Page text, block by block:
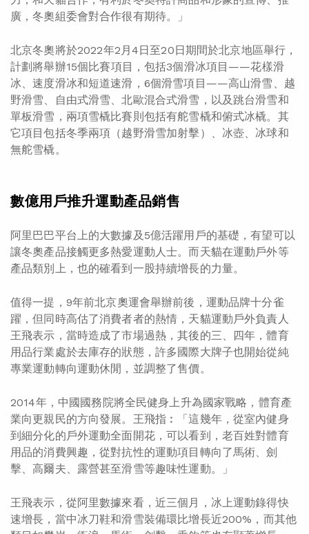
廣，冬奧組委會對合作很有期待。」
北京冬奧將於2022年2月4日至20日期間於北京地區舉行，
計劃將舉辦15個比賽項目，包括3個滑冰項目——花樣滑
冰、速度滑冰和短道速滑，6個滑雪項目——高山滑雪、越
野滑雪、自由式滑雪、北歐混合式滑雪，以及跳台滑雪和
單板滑雪，兩項雪橇比賽則包括有舵雪橇和俯式冰橇。其
它項目包括冬季兩項（越野滑雪加射擊）、冰壺、冰球和
無舵雪橇。
數億用戶推升運動產品銷售
阿里巴巴平台上的大數據及5億活躍用戶的基礎，有望可以
讓冬奧產品接觸更多熱愛運動人士。而天貓在運動戶外等
產品類別上，也的確看到一股持續增長的力量。
值得一提，9年前北京奧運會舉辦前後，運動品牌十分雀
躍，但同時高估了消費者者的熱情，天貓運動戶外負責人
王飛表示，當時造成了市場過熱，其後的三、四年，體育
用品行業處於去庫存的狀態，許多國際大牌子也開始從純
專業運動轉向運動休閒，並調整了售價。
2014年，中國國務院將全民健身上升為國家戰略，體育產
業向更親民的方向發展。王飛指︰「這幾年，從室內健身
到細分化的戶外運動全面開花，可以看到，老百姓對體育
用品的消費興趣，從對抗性的運動項目轉向了馬術、劍
擊、高爾夫、露營甚至滑雪等趣味性運動。」
王飛表示，從阿里數據來看，近三個月，冰上運動錄得快
速增長，當中冰刀鞋和滑雪裝備環比增長近200%，而其他